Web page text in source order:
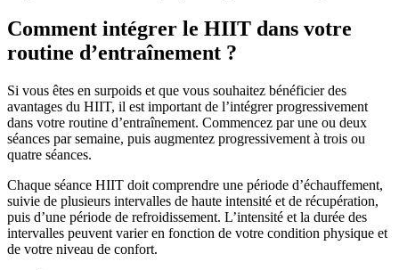
Comment intégrer le HIIT dans votre
routine d’entraînement ?
Si vous êtes en surpoids et que vous souhaitez bénéficier des
avantages du HIIT, il est important de l’intégrer progressivement
dans votre routine d’entraînement. Commencez par une ou deux
séances par semaine, puis augmentez progressivement à trois ou
quatre séances.
Chaque séance HIIT doit comprendre une période d’échauffement,
suivie de plusieurs intervalles de haute intensité et de récupération,
puis d’une période de refroidissement. L’intensité et la durée des
intervalles peuvent varier en fonction de votre condition physique et
de votre niveau de confort.